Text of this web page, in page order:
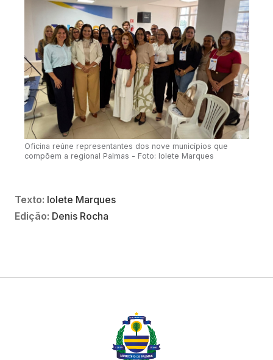
Oficina reúne representantes dos nove municípios que
compõem a regional Palmas - Foto: Iolete Marques
Texto: Iolete Marques
Edição: Denis Rocha